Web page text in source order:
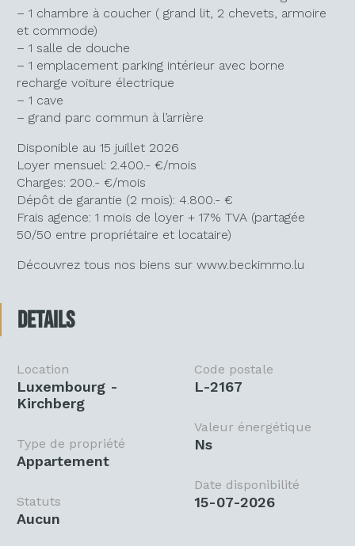
– 1 chambre à coucher ( grand lit, 2 chevets, armoire
et commode)
– 1 salle de douche
– 1 emplacement parking intérieur avec borne
recharge voiture électrique
– 1 cave
– grand parc commun à l’arrière
Disponible au 15 juillet 2026
Loyer mensuel: 2.400.- €/mois
Charges: 200.- €/mois
Dépôt de garantie (2 mois): 4.800.- €
Frais agence: 1 mois de loyer + 17% TVA (partagée
50/50 entre propriétaire et locataire)
Découvrez tous nos biens sur www.beckimmo.lu
Details
Location
Luxembourg -
Kirchberg
Type de propriété
Appartement
Statuts
Aucun
Code postale
L-2167
Valeur énergétique
ns
Date disponibilité
15-07-2026